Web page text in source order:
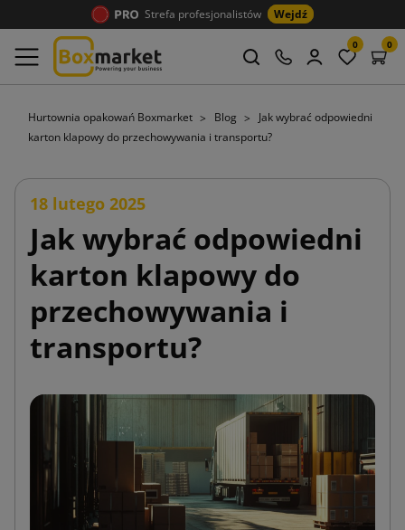
Strefa profesjonalistów Wejdź
0 0
Hurtownia opakowań Boxmarket Blog
Jak wybrać odpowiedni
karton klapowy do przechowywania i transportu?
18 lutego 2025
Jak wybrać odpowiedni
karton klapowy do
przechowywania i
transportu?